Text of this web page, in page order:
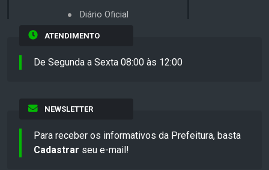
Diário Oficial
ATENDIMENTO
De Segunda a Sexta 08:00 às 12:00
NEWSLETTER
Para receber os informativos da Prefeitura, basta
Cadastrar seu e-mail!